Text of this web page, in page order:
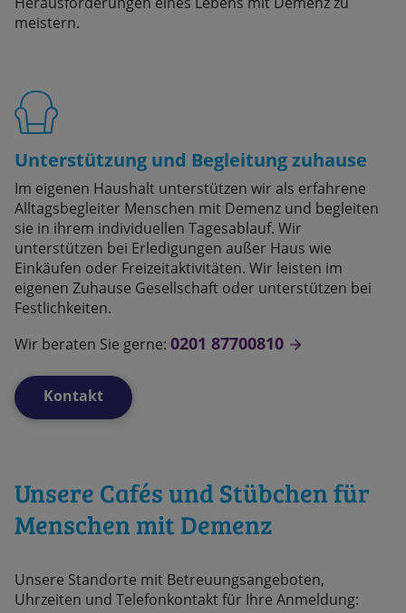
meistern.
Unterstützung und Begleitung zuhause
Im eigenen Haushalt unterstützen wir als erfahrene
Alltagsbegleiter Menschen mit Demenz und begleiten
sie in ihrem individuellen Tagesablauf. Wir
unterstützen bei Erledigungen außer Haus wie
Einkäufen oder Freizeitaktivitäten. Wir leisten im
eigenen Zuhause Gesellschaft oder unterstützen bei
Festlichkeiten.
Wir beraten Sie gerne: 0201 87700810
Kontakt
Unsere Cafés und Stübchen für
Menschen mit Demenz
Unsere Standorte mit Betreuungsangeboten,
Uhrzeiten und Telefonkontakt für Ihre Anmeldung: